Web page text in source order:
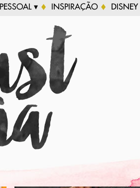
PESSOAL ▾ INSPIRAÇÃO DISNEY